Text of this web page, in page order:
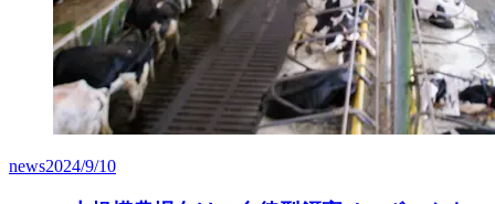
news2024/9/10